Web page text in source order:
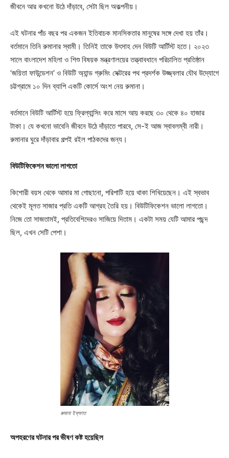
জীবনে আর কখনো উঠে দাঁড়াবে, সেটা ছিল অকল্পনীয়।
এই ঘটনার পাঁচ বছর পর একজন ইতিবাচক মানসিকতার মানুষের সঙ্গে দেখা হয় তাঁর।
বর্তমানে তিনি রুমানার স্বামী। তিনিই তাকে উৎসাহ দেন বিউটি আর্টিস্ট হতে। ২০২৩
সালে বাংলাদেশ মহিলা ও শিশু বিষয়ক মন্ত্রণালয়ের তত্ত্বাবধানে পরিচালিত প্রতিষ্ঠান
‘জয়িতা ফাউন্ডেশন’ ও বিউটি অ্যান্ড গ্রুমিং সেক্টরের পথ প্রদর্শক উজ্জ্বলার যৌথ উদ্যোগে
চট্টগ্রামে ১০ দিন ব্যাপি একটি কোর্সে অংশ নেয় রুমানা।
বর্তমানে বিউটি আর্টিস্ট হয়ে ফ্রিল্যান্সিং করে মাসে আয় করছে ৩০ থেকে ৪০ হাজার
টাকা। যে কখনো ভাবেনি জীবনে উঠে দাঁড়াতে পারবে, সে-ই আজ স্বাবলম্বী নারী।
রুমানার ঘুরে দাঁড়াবার গল্পই রইল পাঠকদের জন্য।
বিউটিফিকেশন ভালো লাগতো
কিশোরী বয়স থেকে আমার মা গোছানো, পরিপাটি হয়ে থাকা শিখিয়েছেন। এই স্বভাব
থেকেই মূলত সাজার প্রতি একটি আগ্রহ তৈরি হয়। বিউটিফিকেশন ভালো লাগতো।
নিজে তো সাজতামই, প্রতিবেশিদেরও সাজিয়ে দিতাম। একটা সময় যেটি আমার পছন্দ
ছিল, এখন সেটি পেশা।
রুমানা ইফ্ফাত
অপহরণের ঘটনার পর ভীষণ কষ্ট হয়েছিল